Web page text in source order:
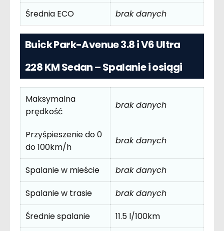
Średnia ECO
brak danych
Buick Park-Avenue 3.8 i V6 Ultra
228 KM Sedan – Spalanie i osiągi
Maksymalna
prędkość
brak danych
Przyśpieszenie do 0
do 100km/h
brak danych
Spalanie w mieście
brak danych
Spalanie w trasie
brak danych
Średnie spalanie
11.5 l/100km